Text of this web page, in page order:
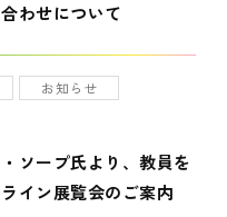
わせについて
お知らせ
ソープ氏より、教員を
イン展覧会のご案内